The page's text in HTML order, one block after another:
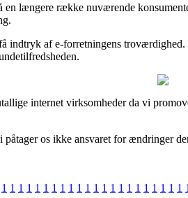
længere række nuværende
af e-forretningens
internet virksomheder da vi
os ikke ansvaret for ændringer
1 1 1 1 1 1 1 1 1 1 1 1 1 1 1 1 1 1 1 1 1 1 1